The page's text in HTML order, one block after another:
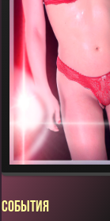
СОБЫТИЯ